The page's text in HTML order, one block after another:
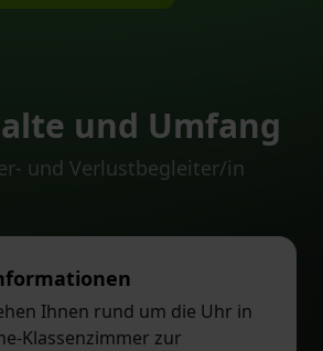
und Umfang
und Verlustbegleiter/in
Ihnen rund um die Uhr in
Klassenzimmer zur